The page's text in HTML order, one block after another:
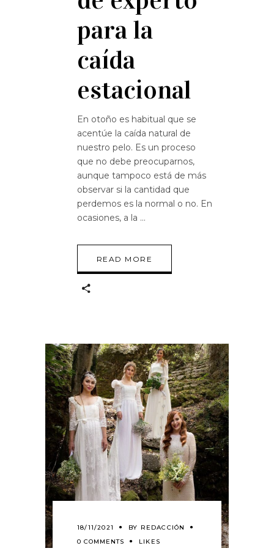
para la
caída
estacional
En otoño es habitual que se
acentúe la caída natural de
nuestro pelo. Es un proceso
que no debe preocuparnos,
aunque tampoco está de más
observar si la cantidad que
perdemos es la normal o no. En
ocasiones, a la
READ MORE
18/11/2021 BY REDACCIÓN
0 COMMENTS
LIKES